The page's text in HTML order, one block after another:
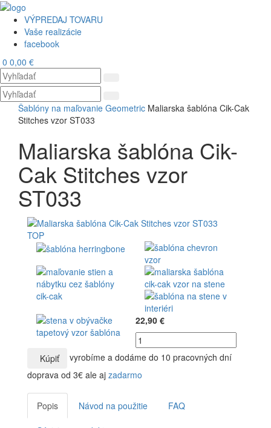
VÝPREDAJ TOVARU
Vaše realizácie
facebook
0 0,00 €
Šablóny na maľovanie Geometric Maliarska šablóna Cik-Cak
Stitches vzor ST033
Maliarska šablóna Cik-
Cak Stitches vzor
ST033
TOP
22,90 €
Kúpiť
vyrobíme a dodáme do 10 pracovných dní
doprava od 3€ ale aj zadarmo
Popis Návod na použitie FAQ